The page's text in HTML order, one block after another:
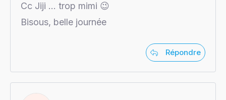
Cc Jiji … trop mimi 😉
Bisous, belle journée
Répondre